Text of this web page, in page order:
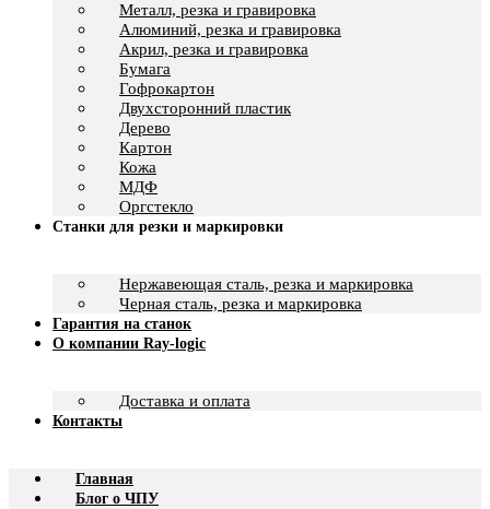
Металл, резка и гравировка
Алюминий, резка и гравировка
Акрил, резка и гравировка
Бумага
Гофрокартон
Двухсторонний пластик
Дерево
Картон
Кожа
МДФ
Оргстекло
Станки для резки и маркировки
Нержавеющая сталь, резка и маркировка
Черная сталь, резка и маркировка
Гарантия на станок
О компании Ray-logic
Доставка и оплата
Контакты
Главная
Блог о ЧПУ